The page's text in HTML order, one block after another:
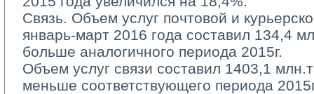
Связь. Объем услуг почтовой и
январь-март 2016 года составил 134,4
больше аналогичного периода 2015г.
Объем услуг связи составил 1403,1
меньше соответствующего периода